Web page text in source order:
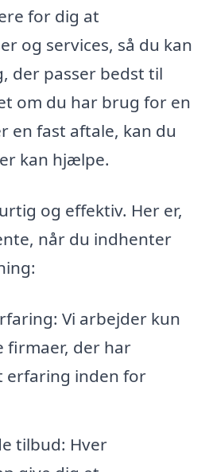
for dig at
og services, så du kan
der passer bedst til
om du har brug for en
en fast aftale, kan du
kan hjælpe.
og effektiv. Her er,
når du indhenter
Vi arbejder kun
firmaer, der har
erfaring inden for
tilbud: Hver